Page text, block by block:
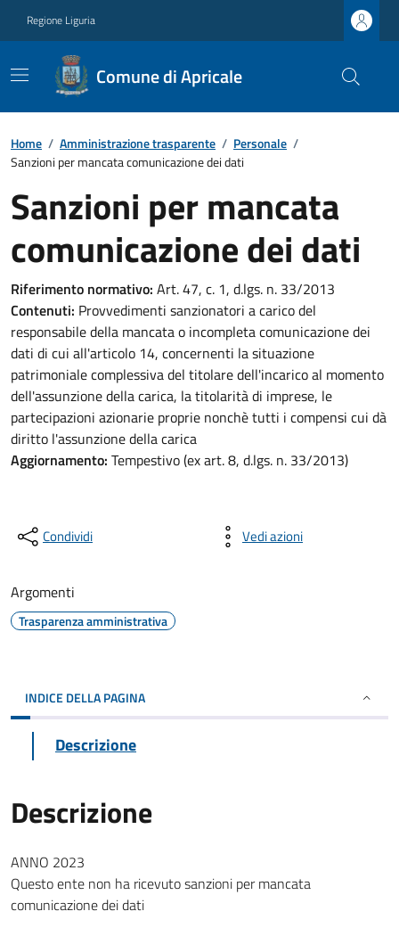
Regione Liguria
Comune di Apricale
Home / Amministrazione trasparente / Personale /
Sanzioni per mancata comunicazione dei dati
Sanzioni per mancata
comunicazione dei dati
Riferimento normativo: Art. 47, c. 1, d.lgs. n. 33/2013
Contenuti: Provvedimenti sanzionatori a carico del
responsabile della mancata o incompleta comunicazione dei
dati di cui all'articolo 14, concernenti la situazione
patrimoniale complessiva del titolare dell'incarico al momento
dell'assunzione della carica, la titolarità di imprese, le
partecipazioni azionarie proprie nonchè tutti i compensi cui dà
diritto l'assunzione della carica
Aggiornamento: Tempestivo (ex art. 8, d.lgs. n. 33/2013)
Condividi Vedi azioni
Argomenti
Trasparenza amministrativa
INDICE DELLA PAGINA
Descrizione
Descrizione
ANNO 2023
Questo ente non ha ricevuto sanzioni per mancata
comunicazione dei dati